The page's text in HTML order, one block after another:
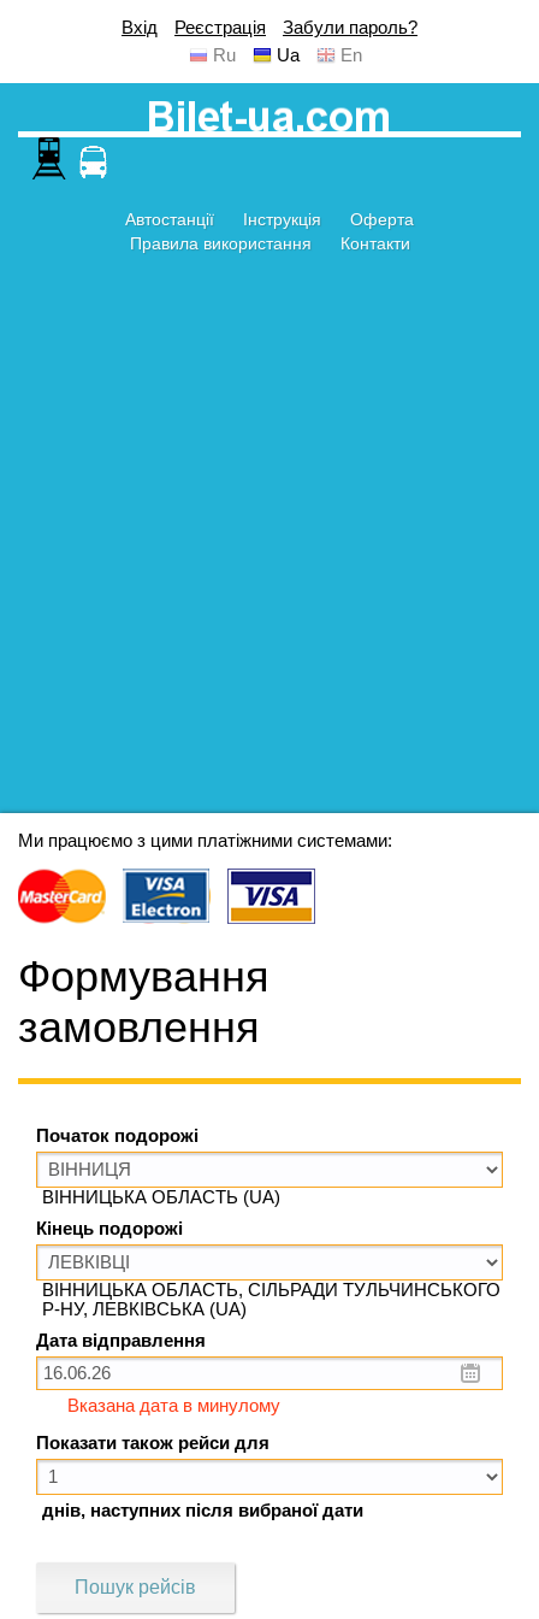
Вхід Реєстрація
Забули пароль?
Ru
Ua En
Автостанції Інструкція
Оферта
Правила використання
Контакти
Ми працюємо з цими платіжними системами:
Формування
замовлення
Початок подорожі
ВІННИЦЬКА ОБЛАСТЬ (UA)
Кінець подорожі
ВІННИЦЬКА ОБЛАСТЬ, СІЛЬРАДИ ТУЛЬЧИНСЬКОГО
Р-НУ, ЛЕВКІВСЬКА (UA)
Дата відправлення
Вказана дата в минулому
Показати також рейси для
днів, наступних після вибраної дати
Пошук рейсів